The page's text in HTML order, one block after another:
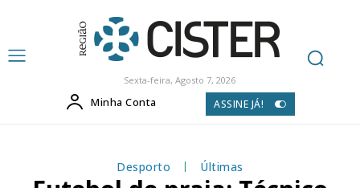
Sexta-feira, Agosto 7, 2026
Minha Conta ASSINE JÁ!
Desporto Últimas